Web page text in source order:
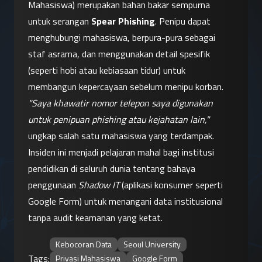
Mahasiswa) merupakan bahan bakar sempurna
untuk serangan Spear Phishing. Penipu dapat
menghubungi mahasiswa, berpura-pura sebagai
staf asrama, dan menggunakan detail spesifik
(seperti hobi atau kebiasaan tidur) untuk
membangun kepercayaan sebelum menipu korban.
"Saya khawatir nomor telepon saya digunakan
untuk penipuan phishing atau kejahatan lain,"
ungkap salah satu mahasiswa yang terdampak.
Insiden ini menjadi pelajaran mahal bagi institusi
pendidikan di seluruh dunia tentang bahaya
penggunaan Shadow IT (aplikasi konsumer seperti
Google Form) untuk menangani data institusional
tanpa audit keamanan yang ketat.
Tags:
Kebocoran Data
Seoul University
Privasi Mahasiswa
Google Form